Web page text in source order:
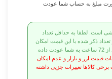
مبلغ به حساب شما عودت
است. لطفا به حداقل تعداد
ذکر شده با این قیمت امکان
فروش نبوده و وجه پرداختی شما بعد از 72 ساعت به شما عودت داده
قیمت ارز و بازار و عدم امکان
کالاها تغییرات جزیی داشته